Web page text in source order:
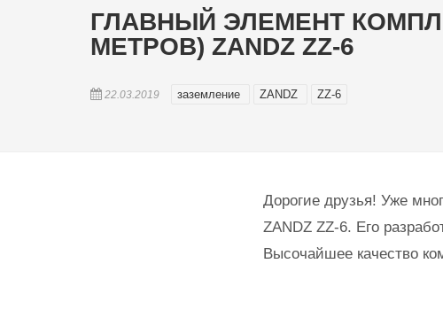
ГЛАВНЫЙ ЭЛЕМЕНТ
МЕТРОВ) ZANDZ ZZ-6
22.03.2019 заземление ZANDZ ZZ-6
Дорогие друзья! Уже
ZANDZ ZZ-6. Его
Высочайшее качество